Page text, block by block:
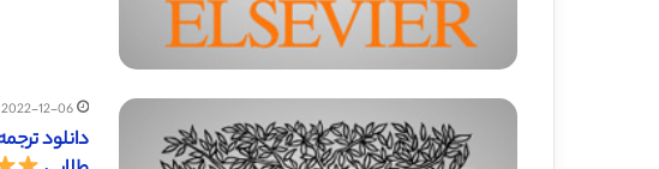
2022-12-06